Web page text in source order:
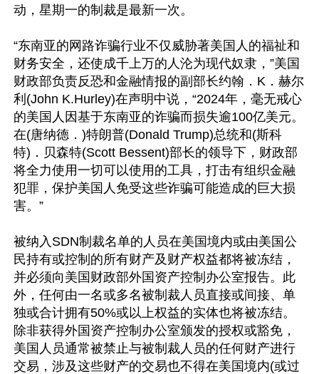
动，星期一的制裁是最新一次。
“东南亚的网路诈骗行业不仅威胁著美国人的福祉和
财务安全，还使成千上万的人沦为现代奴隶，”美国
财政部负责反恐和金融情报的副部长约翰．K．赫尔
利(John K.Hurley)在声明中说，“2024年，毫无戒心
的美国人因基于东南亚的诈骗而损失逾100亿美元。
在(唐纳德．)特朗普(Donald Trump)总统和(斯科
特)．贝森特(Scott Bessent)部长的领导下，财政部
将全力使用一切可以使用的工具，打击有组织金融
犯罪，保护美国人免受这些诈骗可能造成的巨大损
害。”
被纳入SDN制裁名单的人员在美国境内或由美国公
民持有或控制的所有财产及财产权益都将被冻结，
并必须向美国财政部外国资产控制办公室报告。此
外，任何由一名或多名被制裁人员直接或间接、单
独或合计拥有50%或以上权益的实体也将被冻结。
除非获得外国资产控制办公室颁发的授权或豁免，
美国人员通常被禁止与被制裁人员的任何财产进行
交易，涉及这些财产的交易也不得在美国境内(或过